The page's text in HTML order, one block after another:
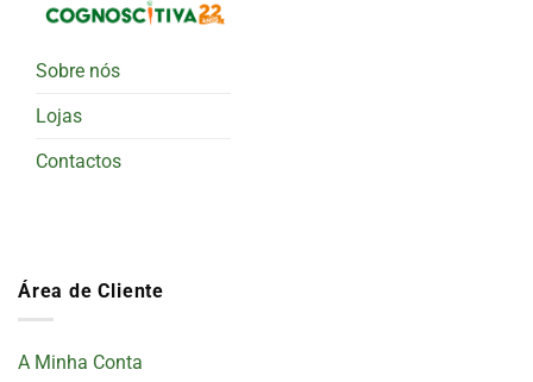
Sobre nós
Lojas
Contactos
Área de Cliente
A Minha Conta